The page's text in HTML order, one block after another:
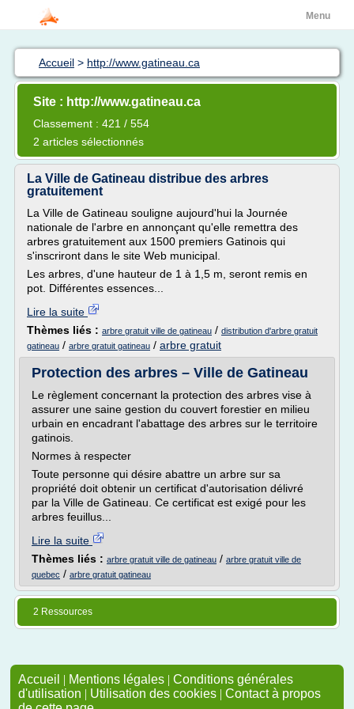
Menu
Accueil > http://www.gatineau.ca
Site : http://www.gatineau.ca
Classement : 421 / 554
2 articles sélectionnés
La Ville de Gatineau distribue des arbres
gratuitement
La Ville de Gatineau souligne aujourd'hui la Journée
nationale de l'arbre en annonçant qu'elle remettra des
arbres gratuitement aux 1500 premiers Gatinois qui
s'inscriront dans le site Web municipal.
Les arbres, d'une hauteur de 1 à 1,5 m, seront remis en
pot. Différentes essences...
Lire la suite
Thèmes liés : arbre gratuit ville de gatineau / distribution d'arbre gratuit
gatineau / arbre gratuit gatineau / arbre gratuit
Protection des arbres – Ville de Gatineau
Le règlement concernant la protection des arbres vise à
assurer une saine gestion du couvert forestier en milieu
urbain en encadrant l'abattage des arbres sur le territoire
gatinois.
Normes à respecter
Toute personne qui désire abattre un arbre sur sa
propriété doit obtenir un certificat d'autorisation délivré
par la Ville de Gatineau. Ce certificat est exigé pour les
arbres feuillus...
Lire la suite
Thèmes liés : arbre gratuit ville de gatineau / arbre gratuit ville de
quebec / arbre gratuit gatineau
2 Ressources
Accueil | Mentions légales | Conditions générales
d'utilisation | Utilisation des cookies | Contact à propos